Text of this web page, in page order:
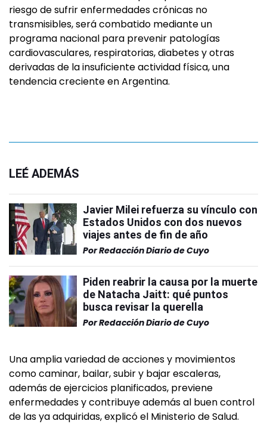
riesgo de sufrir enfermedades crónicas no
transmisibles, será combatido mediante un
programa nacional para prevenir patologías
cardiovasculares, respiratorias, diabetes y otras
derivadas de la insuficiente actividad física, una
tendencia creciente en Argentina.
LEÉ ADEMÁS
Javier Milei refuerza su vínculo con
Estados Unidos con dos nuevos
viajes antes de fin de año
PorRedacción Diario de Cuyo
Piden reabrir la causa por la muerte
de Natacha Jaitt: qué puntos
busca revisar la querella
PorRedacción Diario de Cuyo
Una amplia variedad de acciones y movimientos
como caminar, bailar, subir y bajar escaleras,
además de ejercicios planificados, previene
enfermedades y contribuye además al buen control
de las ya adquiridas, explicó el Ministerio de Salud.